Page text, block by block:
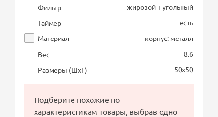
Фильтр
жировой + угольный
Таймер
есть
Материал
корпус: металл
Вес
8.6
Размеры (ШхГ)
50х50
Подберите похожие по
характеристикам товары, выбрав одно